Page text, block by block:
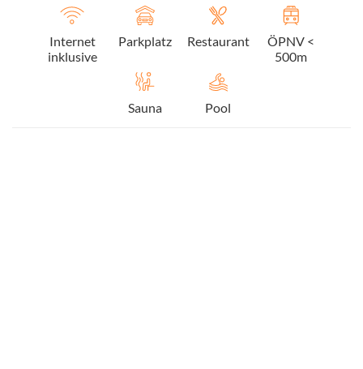
Internet
inklusive
Parkplatz Restaurant
ÖPNV <
500m
Sauna Pool